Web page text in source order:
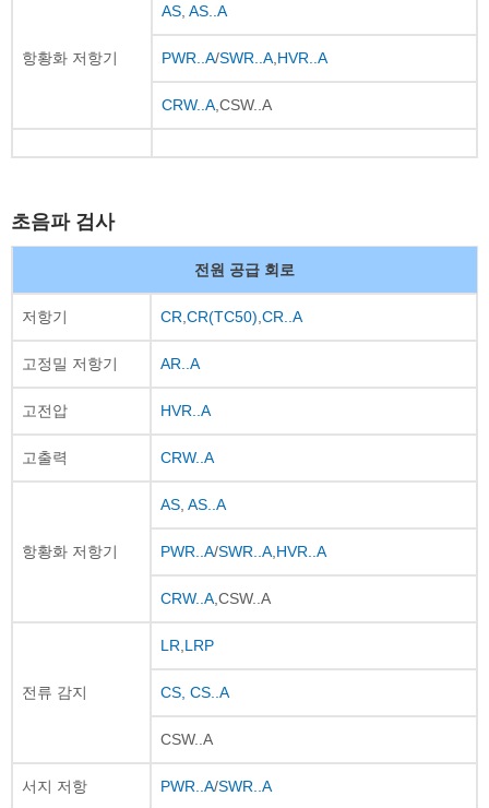
항황화 저항기
AS AS..A
PWR..A/SWR..A HVR..A
CRW..A ,CSW..A
초음파 검사
전원 공급 회로
저항기 CR CR(TC50) CR..A
고정밀 저항기 AR..A
고전압 HVR..A
고출력 CRW..A
항황화 저항기
AS AS..A
PWR..A/SWR..A HVR..A
CRW..A ,CSW..A
전류 감지
LR LRP
CS, CS..A
CSW..A
서지 저항 PWR..A/SWR..A